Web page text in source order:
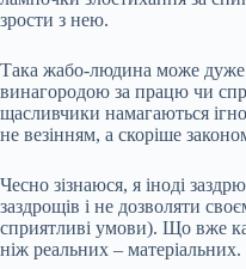
зрости з нею.
Така жабо-людина може дуже
винагородою за працю чи
щасливчики намагаються
не везінням, а скоріше
Чесно зізнаюся, я іноді
заздрощів і не дозволяти
сприятливі умови). Що вже
ніж реальних –